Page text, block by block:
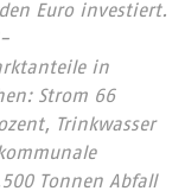
Euro investiert.
in
Strom 66
Trinkwasser
Tonnen Abfall